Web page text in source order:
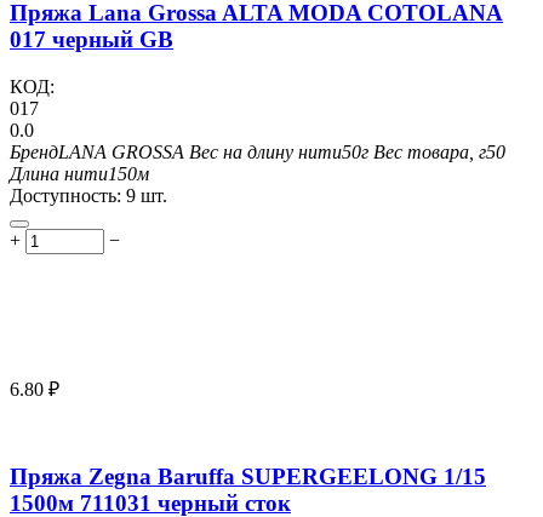
Пряжа Lana Grossa ALTA MODA COTOLANA
017 черный GB
КОД:
017
0.0
БрендLANA GROSSA Вес на длину нити50г Вес товара, г50
Длина нити150м
Доступность: 9 шт.
+ −
6.80 ₽
Пряжа Zegna Baruffa SUPERGEELONG 1/15
1500м 711031 черный сток